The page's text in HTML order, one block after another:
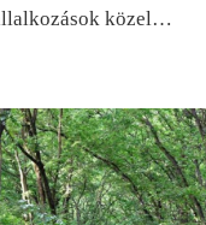
közel…